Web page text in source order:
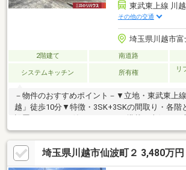
東武東上線 川
その他の交通
埼玉県川越市富
2階建て 南道路
システムキッチン 所有権
リ
－物件のおすすめポイント－▼立地・東武東上
越」徒歩10分▼特徴・3SK+3SKの間取り・各階
設置・TVモニタ付インターホン搭載・南側にお
有・駐車スペース2台分有(車種による)※縦列駐
から出庫できます・2021年4月 外壁・屋根ガル
周辺環境・生鮮市場 田中青果 川越仙波店 徒歩4
市立仙波小学校 徒歩4分(約270m)・富士見町公
埼玉県川越市仙波町２ 3,480万円